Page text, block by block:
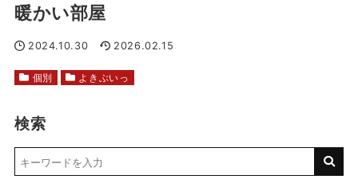
暖かい部屋
2024.10.30 2026.02.15
個別 よきぶいっ
検索